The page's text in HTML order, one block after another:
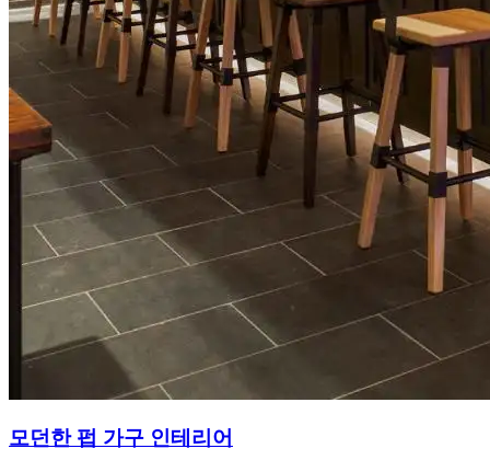
모던한 펍 가구 인테리어